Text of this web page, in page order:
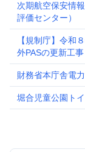
次期航空保安情
評価センター）
【規制庁】令和
外PASの更新工
告）
財務省本庁舎電
堀合児童公園ト